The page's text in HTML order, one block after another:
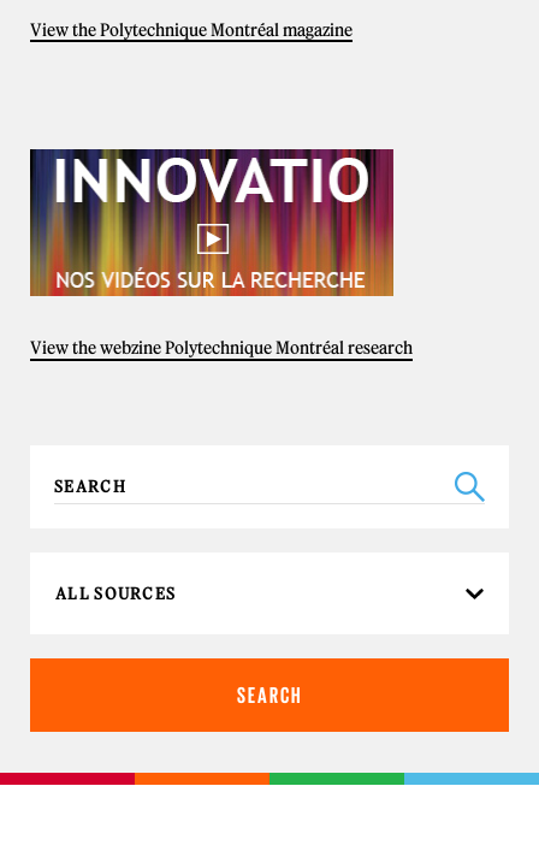
View the Polytechnique Montréal magazine
View the webzine Polytechnique Montréal research